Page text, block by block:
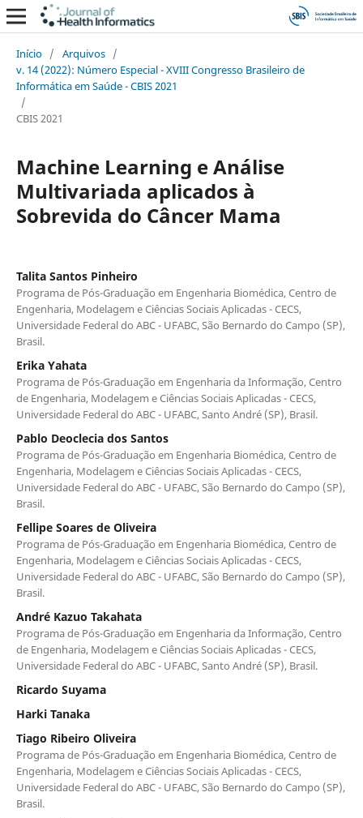
Início / Arquivos /
v. 14 (2022): Número Especial - XVIII Congresso Brasileiro de
Informática em Saúde - CBIS 2021
/
CBIS 2021
Machine Learning e Análise
Multivariada aplicados à
Sobrevida do Câncer Mama
Talita Santos Pinheiro
Programa de Pós-Graduação em Engenharia Biomédica, Centro de
Engenharia, Modelagem e Ciências Sociais Aplicadas - CECS,
Universidade Federal do ABC - UFABC, São Bernardo do Campo (SP),
Brasil.
Erika Yahata
Programa de Pós-Graduação em Engenharia da Informação, Centro
de Engenharia, Modelagem e Ciências Sociais Aplicadas - CECS,
Universidade Federal do ABC - UFABC, Santo André (SP), Brasil.
Pablo Deoclecia dos Santos
Programa de Pós-Graduação em Engenharia Biomédica, Centro de
Engenharia, Modelagem e Ciências Sociais Aplicadas - CECS,
Universidade Federal do ABC - UFABC, São Bernardo do Campo (SP),
Brasil.
Fellipe Soares de Oliveira
Programa de Pós-Graduação em Engenharia Biomédica, Centro de
Engenharia, Modelagem e Ciências Sociais Aplicadas - CECS,
Universidade Federal do ABC - UFABC, São Bernardo do Campo (SP),
Brasil.
André Kazuo Takahata
Programa de Pós-Graduação em Engenharia da Informação, Centro
de Engenharia, Modelagem e Ciências Sociais Aplicadas - CECS,
Universidade Federal do ABC - UFABC, Santo André (SP), Brasil.
Ricardo Suyama
Harki Tanaka
Tiago Ribeiro Oliveira
Programa de Pós-Graduação em Engenharia Biomédica, Centro de
Engenharia, Modelagem e Ciências Sociais Aplicadas - CECS,
Universidade Federal do ABC - UFABC, São Bernardo do Campo (SP),
Brasil.